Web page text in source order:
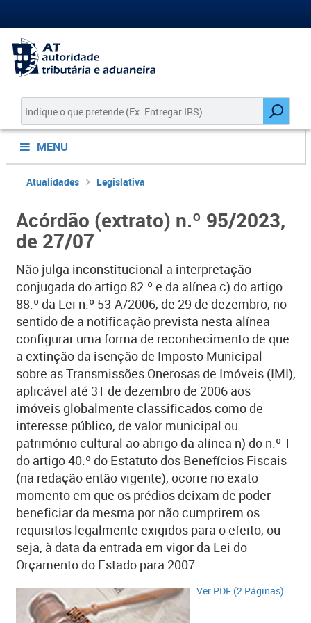
MENU
Atualidades Legislativa
Acórdão (extrato) n.º 95/2023,
de 27/07
Não julga inconstitucional a interpretação
conjugada do artigo 82.º e da alínea c) do artigo
88.º da Lei n.º 53-A/2006, de 29 de dezembro, no
sentido de a notificação prevista nesta alínea
configurar uma forma de reconhecimento de que
a extinção da isenção de Imposto Municipal
sobre as Transmissões Onerosas de Imóveis (IMI),
aplicável até 31 de dezembro de 2006 aos
imóveis globalmente classificados como de
interesse público, de valor municipal ou
património cultural ao abrigo da alínea n) do n.º 1
do artigo 40.º do Estatuto dos Benefícios Fiscais
(na redação então vigente), ocorre no exato
momento em que os prédios deixam de poder
beneficiar da mesma por não cumprirem os
requisitos legalmente exigidos para o efeito, ou
seja, à data da entrada em vigor da Lei do
Orçamento do Estado para 2007
Ver PDF (2 Páginas)